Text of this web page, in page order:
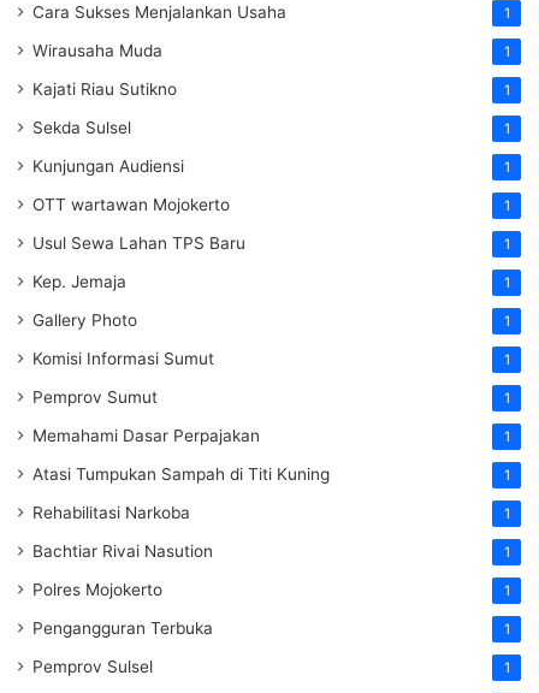
Cara Sukses Menjalankan Usaha 1
Wirausaha Muda 1
Kajati Riau Sutikno 1
Sekda Sulsel 1
Kunjungan Audiensi 1
OTT wartawan Mojokerto 1
Usul Sewa Lahan TPS Baru 1
Kep. Jemaja 1
Gallery Photo 1
Komisi Informasi Sumut 1
Pemprov Sumut 1
Memahami Dasar Perpajakan 1
Atasi Tumpukan Sampah di Titi Kuning 1
Rehabilitasi Narkoba 1
Bachtiar Rivai Nasution 1
Polres Mojokerto 1
Pengangguran Terbuka 1
Pemprov Sulsel 1